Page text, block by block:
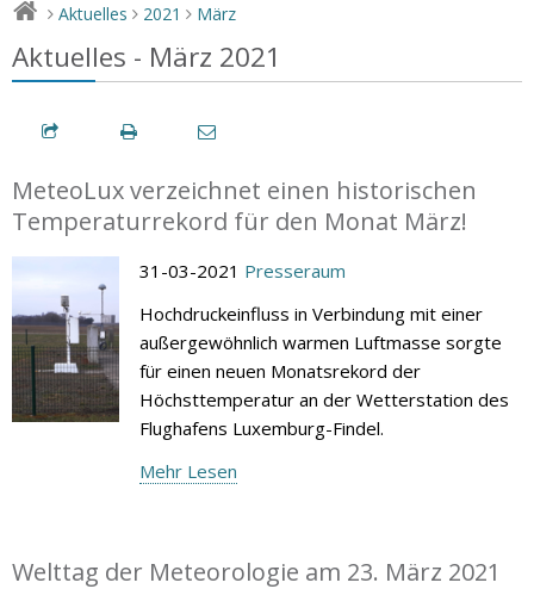
> Aktuelles > 2021 > März
Aktuelles - März 2021
MeteoLux verzeichnet einen historischen
Temperaturrekord für den Monat März!
31-03-2021 Presseraum
Hochdruckeinfluss in Verbindung mit einer
außergewöhnlich warmen Luftmasse sorgte
für einen neuen Monatsrekord der
Höchsttemperatur an der Wetterstation des
Flughafens Luxemburg-Findel.
Mehr Lesen
Welttag der Meteorologie am 23. März 2021